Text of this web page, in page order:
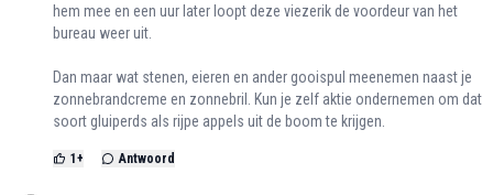
hem mee en een uur later loopt deze viezerik de voordeur van het
bureau weer uit.
Dan maar wat stenen, eieren en ander gooispul meenemen naast je
zonnebrandcreme en zonnebril. Kun je zelf aktie ondernemen om dat
soort gluiperds als rijpe appels uit de boom te krijgen.
1 + Antwoord